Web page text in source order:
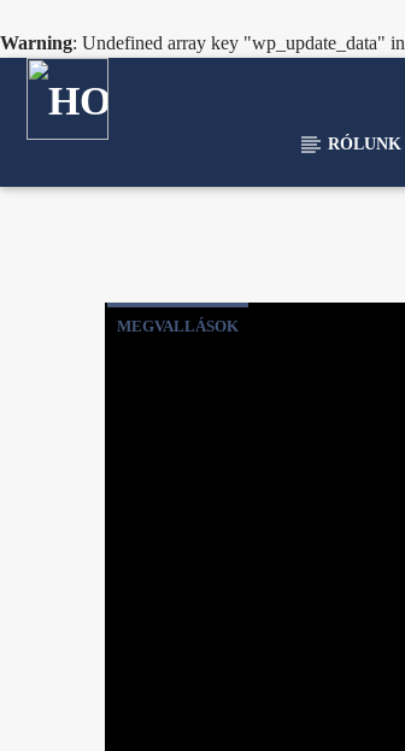
Warning: Undefined array key "wp_update_data" in
RÓLUNK
MEGVALLÁSOK